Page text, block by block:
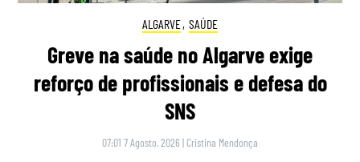
ALGARVE, SAÚDE
Greve na saúde no Algarve exige
reforço de profissionais e defesa do
SNS
07:01 7 Agosto, 2026 | Cristina Mendonça